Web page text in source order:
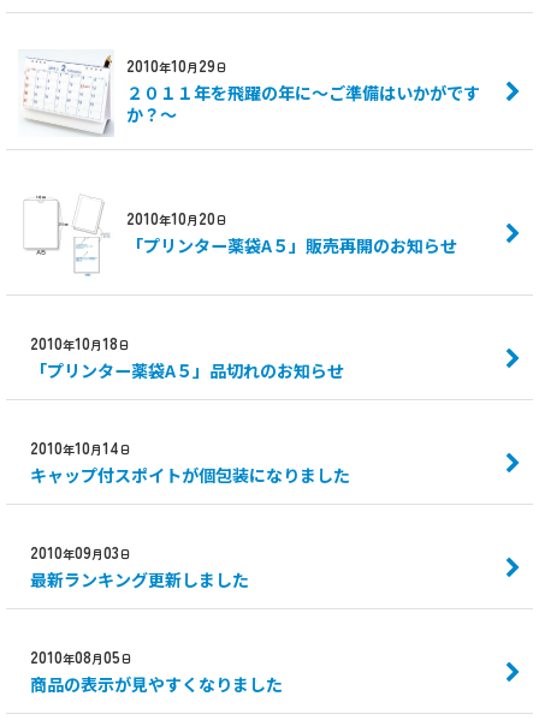
2010年10月 29日
２０１１年を飛躍の年に～ご準備はいかがです
か？～
2010年10月 20日
「プリンター薬袋A５」販売再開のお知らせ
2010年10月18日
「プリンター薬袋A５」品切れのお知らせ
2010年10月14日
キャップ付スポイトが個包装になりました
2010年09月03日
最新ランキング更新しました
2010年08月05日
商品の表示が見やすくなりました